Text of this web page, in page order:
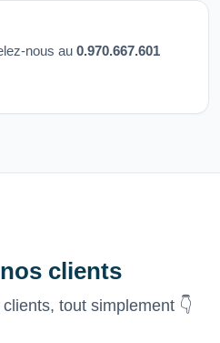
nous au 0.970.667.601
clients
tout simplement 👇